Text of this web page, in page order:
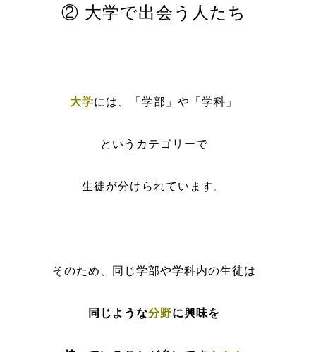
② 大学で出会う人たち
大学には、「学部」や「学科」
というカテゴリーで
生徒が分けられています。
そのため、同じ学部や学科内の生徒は
同じような分野に興味を